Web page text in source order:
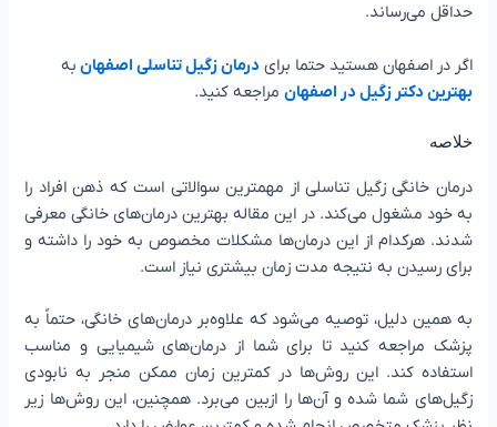
حداقل می‌رساند.
اگر در اصفهان هستید حتما برایدرمان زگیل تناسلی اصفهان به
بهترین دکتر زگیل در اصفهان مراجعه کنید.
خلاصه
درمان خانگی زگیل تناسلی از مهمترین سوالاتی است که ذهن افراد را
به خود مشغول می‌کند. در این مقاله بهترین درمان‌های خانگی معرفی
شدند. هرکدام از این درمان‌ها مشکلات مخصوص به خود را داشته و
برای رسیدن به نتیجه مدت زمان بیشتری نیاز است.
به همین دلیل، توصیه می‌شود که علاوه‌بر درمان‌های خانگی، حتماً به
پزشک مراجعه کنید تا برای شما از درمان‌های شیمیایی و مناسب
استفاده کند. این روش‌ها در کمترین زمان ممکن منجر به نابودی
زگیل‌های شما شده و آن‌ها را ازبین می‌برد. همچنین، این روش‌ها زیر